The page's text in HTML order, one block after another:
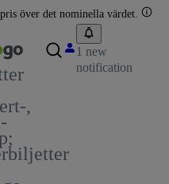
över det nominella värdet.
,
1 new
notification